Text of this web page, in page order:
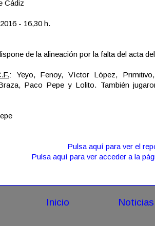
Cádiz
- 16,30 h.
de la alineación por la falta del acta
: Yeyo, Fenoy, Víctor López,
Paco Pepe y Lolito. También
Pulsa aquí para ver el
Pulsa aquí para ver acceder a la
Inicio